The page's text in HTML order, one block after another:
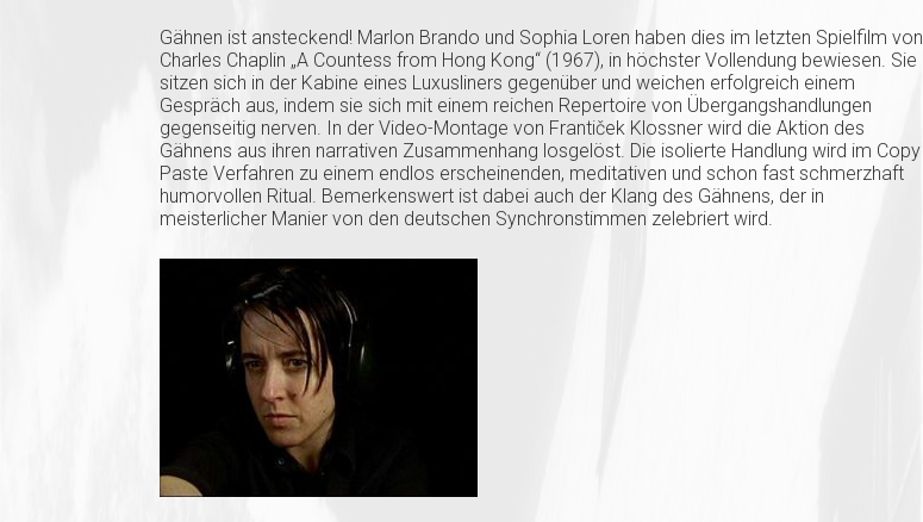
Gähnen ist ansteckend! Marlon Brando und Sophia Loren haben dies im letzten Spielfilm von
Charles Chaplin „A Countess from Hong Kong“ (1967), in höchster Vollendung bewiesen. Sie
sitzen sich in der Kabine eines Luxusliners gegenüber und weichen erfolgreich einem
Gespräch aus, indem sie sich mit einem reichen Repertoire von Übergangshandlungen
gegenseitig nerven. In der Video-Montage von Frantiček Klossner wird die Aktion des
Gähnens aus ihren narrativen Zusammenhang losgelöst. Die isolierte Handlung wird im Copy
Paste Verfahren zu einem endlos erscheinenden, meditativen und schon fast schmerzhaft
humorvollen Ritual. Bemerkenswert ist dabei auch der Klang des Gähnens, der in
meisterlicher Manier von den deutschen Synchronstimmen zelebriert wird.